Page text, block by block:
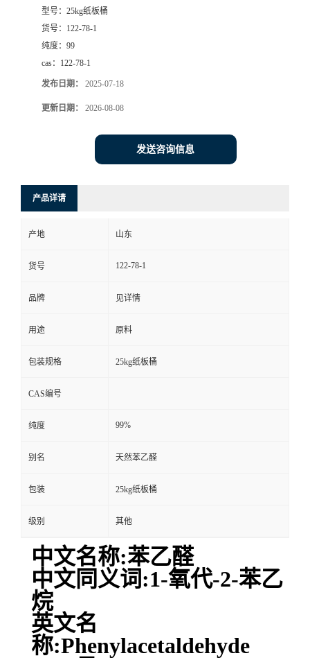
型号： 25kg纸板桶
货号： 122-78-1
纯度： 99
cas： 122-78-1
发布日期： 2025-07-18
更新日期： 2026-08-08
发送咨询信息
产品详请
产地 山东
货号 122-78-1
品牌 见详情
用途 原料
包装规格 25kg纸板桶
CAS编号
纯度 99%
别名 天然苯乙醛
包装 25kg纸板桶
级别 其他
中文名称:苯乙醛
中文同义词:1-氧代-2-苯乙
烷
英文名
称:Phenylacetaldehyde